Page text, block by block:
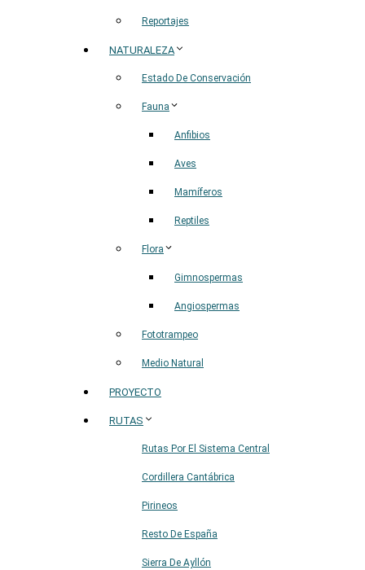
Reportajes
NATURALEZA
Estado De Conservación
Fauna
Anfibios
Aves
Mamíferos
Reptiles
Flora
Gimnospermas
Angiospermas
Fototrampeo
Medio Natural
PROYECTO
RUTAS
Rutas Por El Sistema Central
Cordillera Cantábrica
Pirineos
Resto De España
Sierra De Ayllón